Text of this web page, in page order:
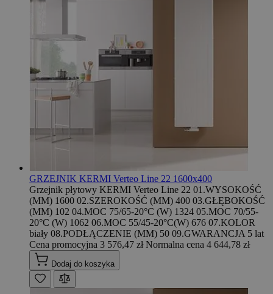
GRZEJNIK KERMI Verteo Line 22 1600x400
Grzejnik płytowy KERMI Verteo Line 22 01.WYSOKOŚĆ
(MM) 1600 02.SZEROKOŚĆ (MM) 400 03.GŁĘBOKOŚĆ
(MM) 102 04.MOC 75/65-20°C (W) 1324 05.MOC 70/55-
20°C (W) 1062 06.MOC 55/45-20°C(W) 676 07.KOLOR
biały 08.PODŁĄCZENIE (MM) 50 09.GWARANCJA 5 lat
Cena promocyjna 3 576,47 zł Normalna cena 4 644,78 zł
Dodaj do koszyka